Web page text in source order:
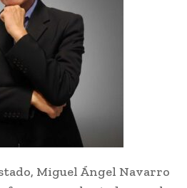
Miguel Ángel Navarro